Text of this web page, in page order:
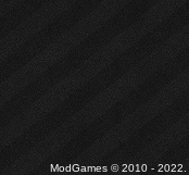
ModGames © 2010 - 2022.